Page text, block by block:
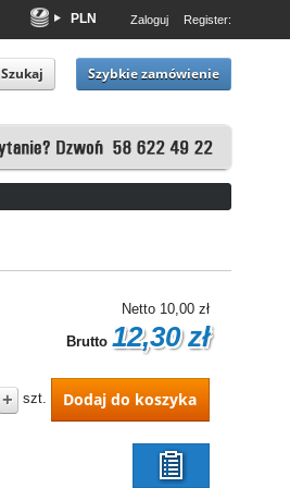
PLN
EUR
USD
Zaloguj Register:
Szukaj Szybkie zamówienie
Netto 10,00 zł
Brutto 12,30 zł
+ szt. Dodaj do koszyka